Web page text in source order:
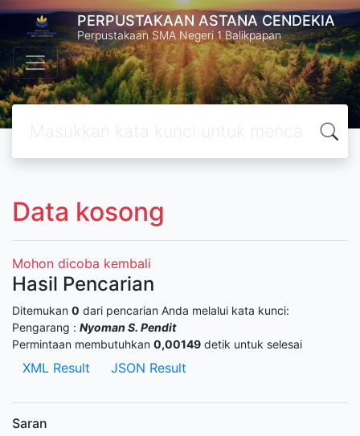
PERPUSTAKAAN ASTANA CENDEKIA
Perpustakaan SMA Negeri 1 Balikpapan
Data kosong
Mohon dicoba kembali
Hasil Pencarian
Ditemukan 0 dari pencarian Anda melalui kata kunci:
Pengarang : Nyoman S. Pendit
Permintaan membutuhkan 0,00149 detik untuk selesai
XML Result JSON Result
Saran